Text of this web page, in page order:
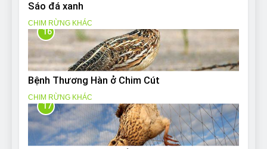
Sáo đá xanh
CHIM RỪNG KHÁC
16
Bệnh Thương Hàn ở Chim Cút
CHIM RỪNG KHÁC
17